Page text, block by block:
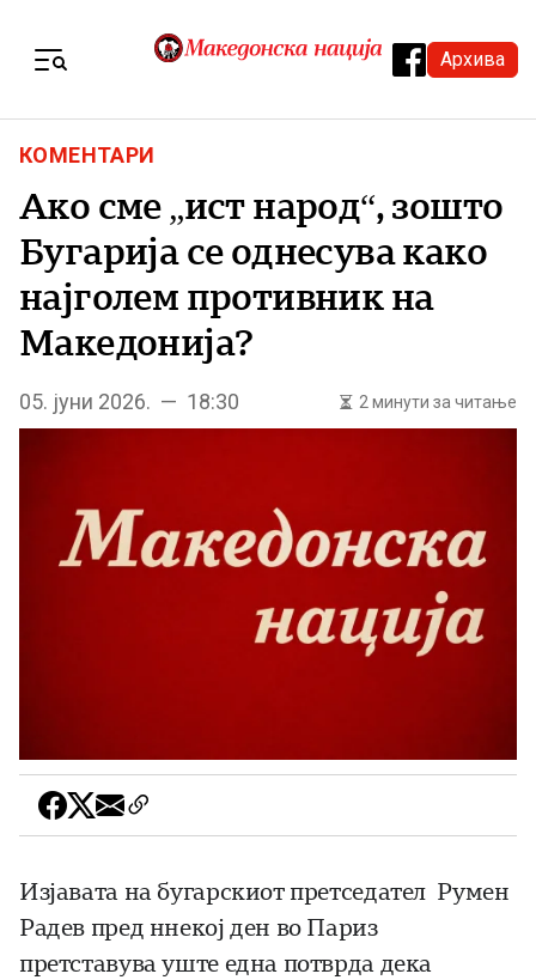
Архива
КОМЕНТАРИ
Ако сме „ист народ“, зошто
Бугарија се однесува како
најголем противник на
Македонија?
05. јуни 2026. — 18:30 2 минути за читање
Изјавата на бугарскиот претседател Румен
Радев пред ннекој ден во Париз
претставува уште една потврда дека